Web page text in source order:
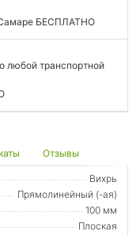
Самаре БЕСПЛАТНО
любой транспортной
Отзывы
Вихрь
Прямолинейный (-ая)
100 мм
Плоская